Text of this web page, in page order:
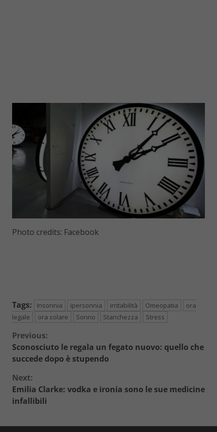
Photo credits: Facebook
Tags: Insonnia ipersonnia irritabilità Omeopatia
ora
legale
ora solare Sonno Stanchezza Stress
Continue
Reading
Previous:
Sconosciuto le regala un fegato nuovo: quello che
succede dopo è stupendo
Next:
Emilia Clarke: vodka e ironia sono le sue medicine
infallibili